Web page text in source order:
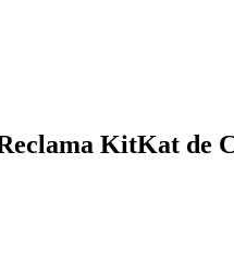
KitKat de